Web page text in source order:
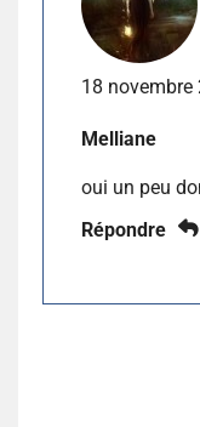
18
Melliane
oui un peu
Répondre